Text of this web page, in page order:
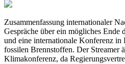
Zusammenfassung internationaler
Gespräche über ein mögliches Ende
und eine internationale Konferenz in
fossilen Brennstoffen. Der Streamer
Klimakonferenz, da